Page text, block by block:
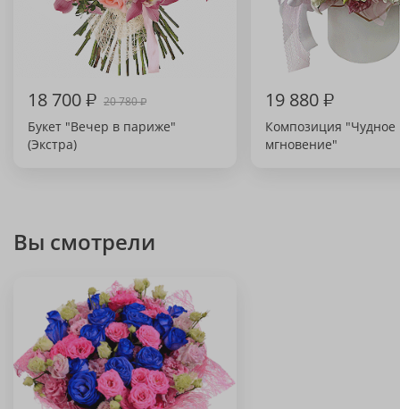
18 700₽ 20 780₽
Букет "Вечер в париже"
(Экстра)
19 880₽
Композиция "Чудное
мгновение"
Вы смотрели